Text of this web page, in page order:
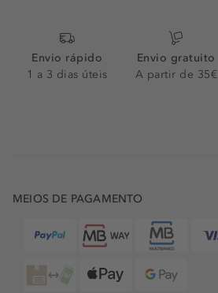
Envio rápido
1 a 3 dias úteis
Envio gratuito
A partir de 35€
MEIOS DE PAGAMENTO